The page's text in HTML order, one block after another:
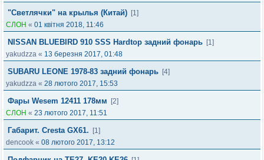
"Светлячки" на крылья (Китай) [1]
СЛОН « 01 квітня 2018, 11:46
NISSAN BLUEBIRD 910 SSS Hardtop задний фонарь [1]
yakudzza « 13 березня 2017, 01:48
SUBARU LEONE 1978-83 задний фонарь [4]
yakudzza « 28 лютого 2017, 15:53
Фары Wesem 12411 178мм
[2]
СЛОН « 23 лютого 2017, 11:51
Габарит. Cresta GX61.
[1]
dencook « 08 лютого 2017, 13:12